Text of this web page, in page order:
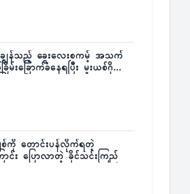
ျွန်သည့် ခွေးလေးစကမ့် အသက်
ြိမ်းခြောက်ခံနေရပြီး မူးယစ်ဂိုဏ်း
စ်ကို တောင်းပန်လိုက်ရတဲ့
ာင်း ပြောလာတဲ့ ခိုင်သင်းကြည်